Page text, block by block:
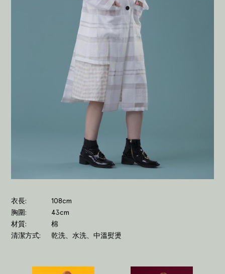
衣長
108cm
胸圍
43cm
材質
棉
清潔方式
乾洗、水洗、中溫熨燙